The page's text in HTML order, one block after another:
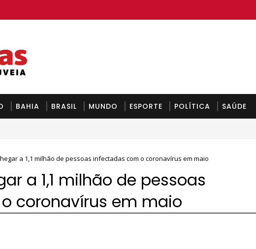
BAHIA BRASIL MUNDO ESPORTE POLÍTICA SAÚDE
a 1,1 milhão de pessoas infectadas com o coronavírus em maio
a 1,1 milhão de pessoas
coronavírus em maio